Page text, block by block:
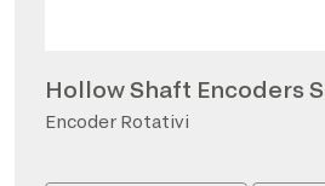
Hollow Shaft Encoders
Encoder Rotativi